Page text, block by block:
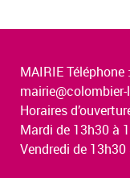
MAIRIE
Horaires
Mardi de 13h30 à
Vendredi de